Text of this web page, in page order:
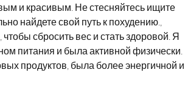
и красивым. Не стесняйтесь ищите
найдете свой путь к похудению.,
сбросить вес и стать здоровой. Я
питания и была активной физически.
продуктов, была более энергичной и